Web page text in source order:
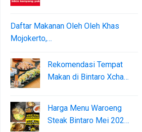
Daftar Makanan Oleh Oleh Khas
Mojokerto,…
Rekomendasi Tempat
Makan di Bintaro Xcha…
Harga Menu Waroeng
Steak Bintaro Mei 202…